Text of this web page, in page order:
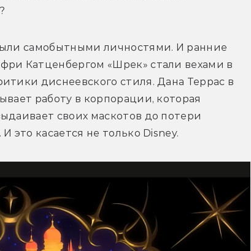
самобытными личностями. И ранние
Катценбергом «Шрек» стали вехами в
диснеевского стиля. Дана Террас в
работу в корпорации, которая
своих маскотов до потери
это касается не только Disney.